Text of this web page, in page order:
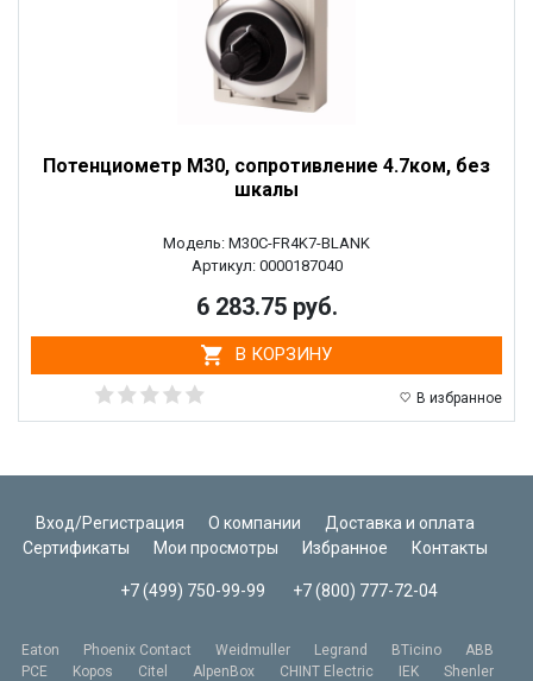
Потенциометр M30, сопротивление 4.7ком, без
шкалы
Модель: M30C-FR4K7-BLANK
Артикул: 0000187040
6 283.75 руб.
В КОРЗИНУ
В избранное
Вход/Регистрация О компании
Доставка и оплата
Сертификаты
Мои просмотры Избранное Контакты
+7 (499) 750-99-99 +7 (800) 777-72-04
Eaton Phoenix Contact Weidmuller Legrand BTicino
ABB
PCE
Kopos Citel AlpenBox CHINT Electric IEK Shenler